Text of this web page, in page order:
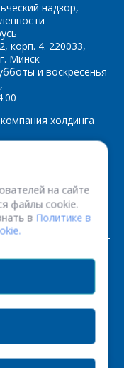
на сайте
файлы cookie.
в Политике в
надзор, –
корп. 4. 220033,
Минск
и воскресенья
холдинга
г. Минск, 220108,
100386629
г.